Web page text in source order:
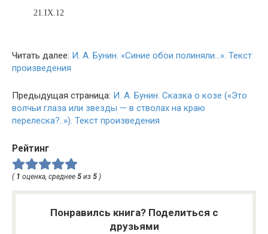
21.IX.12
Читать далее: И. А. Бунин. «Синие обои полиняли…». Текст
произведения
Предыдущая страница: И. А. Бунин. Сказка о козе («Это
волчьи глаза или звезды — в стволах на краю
перелеска?..»). Текст произведения
Рейтинг
( 1 оценка, среднее 5 из 5 )
Понравилсь книга? Поделиться с
друзьями